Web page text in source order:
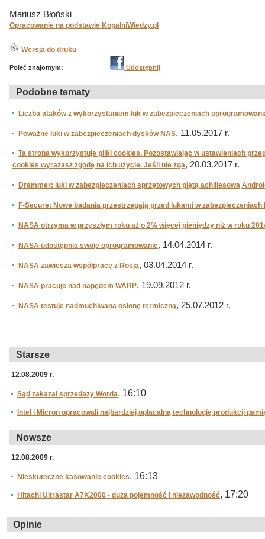
Mariusz Błoński
Opracowanie na podstawie KopalniWiedzy.pl
Wersja do druku
Poleć znajomym: Udostępnij
Podobne tematy
Liczba ataków z wykorzystaniem luk w zabezpieczeniach
Poważne luki w zabezpieczeniach dysków NAS, 11.05.2017 r.
Ta strona wykorzystuje pliki cookies. Pozostawiając w ustawieniach
cookies wyrażasz zgodę na ich użycie. Jeśli nie zga, 20.03.2017 r.
Drammer: luki w zabezpieczeniach sprzętowych piętą achillesową
F-Secure: Nowe badania przestrzegają przed lukami w zabezpieczeniach
NASA otrzyma w przyszłym roku aż o 2% więcej pieniędzy niż w roku
NASA udostępnia swoje oprogramowanie, 14.04.2014 r.
NASA zawiesza współpracę z Rosją, 03.04.2014 r.
NASA pracuje nad napędem WARP, 19.09.2012 r.
NASA testuje nadmuchiwaną osłonę termiczną, 25.07.2012 r.
Starsze
12.08.2009 r.
Sąd zakazał sprzedaży Worda, 16:10
Intel i Micron opracowali najbardziej opłacalną technologię produkcji
Nowsze
12.08.2009 r.
Nieskuteczne kasowanie cookies, 16:13
Hitachi Ultrastar A7K2000 - duża pojemność i niezawodność, 17:20
Opinie